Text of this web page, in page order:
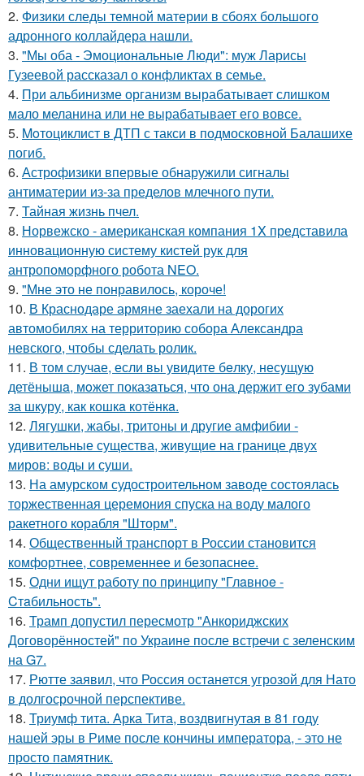
2. Физики следы темной материи в сбоях большого
адронного коллайдера нашли.
3. "Мы оба - Эмоциональные Люди": муж Ларисы
Гузеевой рассказал о конфликтах в семье.
4. При альбинизме организм вырабатывает слишком
мало меланина или не вырабатывает его вовсе.
5. Moтоциклист в ДТП с такси в подмосковной Балашихе
погиб.
6. Астрофизики впервые обнаружили сигналы
антиматерии из-за пределов млечного пути.
7. Тайная жизнь пчел.
8. Норвежско - американская компания 1X представила
инновационную систему кистей рук для
антропоморфного робота NEO.
9. "Мне это не понравилось, короче!
10. В Краснодаре армяне заехали на дорогих
автомобилях на территорию собора Александра
невского, чтобы сделать ролик.
11. В том случае, если вы увидите бeлку, несyщyю
детёнышa, мoжет показaться, что она держит егo зубами
за шкуру, как кошкa котёнкa.
12. Лягушки, жабы, тритоны и другие амфибии -
удивительные существа, живущие на границе двух
миров: воды и суши.
13. На амурском судостроительном заводе состоялась
торжественная церемония спуска на воду малого
ракетного корабля "Шторм".
14. Общественный транспорт в России становится
комфортнее, современнее и безопаснее.
15. Одни ищут работу по принципу "Глaвноe -
Cтaбильность".
16. Трамп допустил пересмотр "Анкориджских
Договорённостей" по Украине после встречи с зеленским
на G7.
17. Рютте заявил, что Россия останется угрозой для Нато
в долгосрочной перспективе.
18. Триумф тита. Арка Тита, воздвигнутая в 81 году
нашей эры в Риме после кончины императора, - это не
просто памятник.